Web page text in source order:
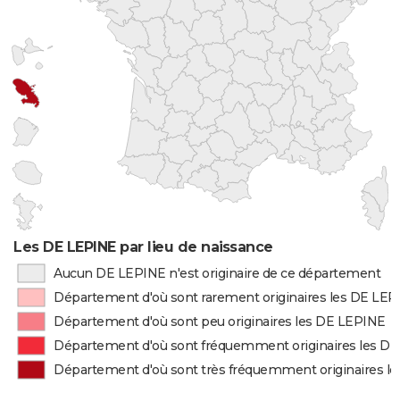
Les DE LEPINE par lieu de naissance
Aucun DE LEPINE n'est originaire de ce département
Département d'où sont rarement originaires les DE
Département d'où sont peu originaires les DE LEPINE
Département d'où sont fréquemment originaires les DE
Département d'où sont très fréquemment originaires